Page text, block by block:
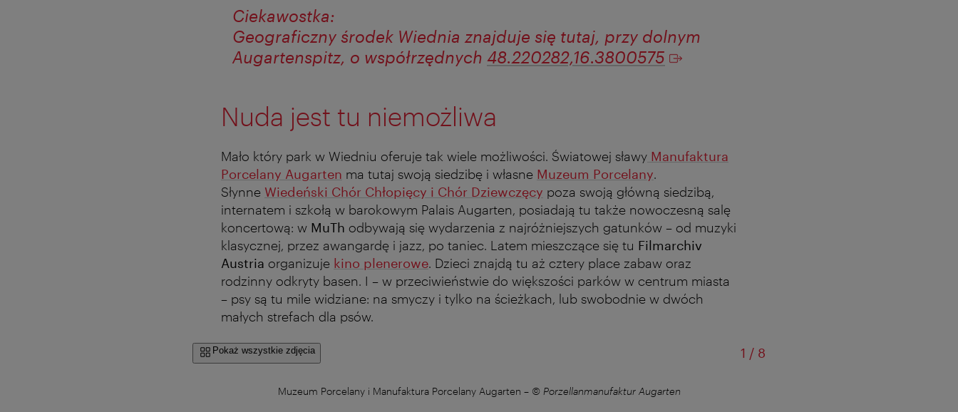
Ciekawostka:
Geograficzny środek Wiednia znajduje się tutaj, przy dolnym
Augartenspitz, o współrzędnych 48.220282,16.3800575
Nuda jest tu niemożliwa
Mało który park w Wiedniu oferuje tak wiele możliwości. Światowej sławy Manufaktura
Porcelany Augarten ma tutaj swoją siedzibę i własne Muzeum Porcelany.
Słynne Wiedeński Chór Chłopięcy i Chór Dziewczęcy poza swoją główną siedzibą,
internatem i szkołą w barokowym Palais Augarten, posiadają tu także nowoczesną salę
koncertową: w MuTh odbywają się wydarzenia z najróżniejszych gatunków – od muzyki
klasycznej, przez awangardę i jazz, po taniec. Latem mieszczące się tu Filmarchiv
Austria organizuje kino plenerowe. Dzieci znajdą tu aż cztery place zabaw oraz
rodzinny odkryty basen. I – w przeciwieństwie do większości parków w centrum miasta
– psy są tu mile widziane: na smyczy i tylko na ścieżkach, lub swobodnie w dwóch
małych strefach dla psów.
Pokaż wszystkie zdjęcia 1 /od
8
Muzeum Porcelany i Manufaktura Porcelany Augarten – © Porzellanmanufaktur Augarten